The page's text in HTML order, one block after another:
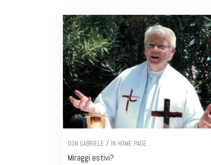
DON GABRIELE / IN HOME PAGE
Miraggi estivi?